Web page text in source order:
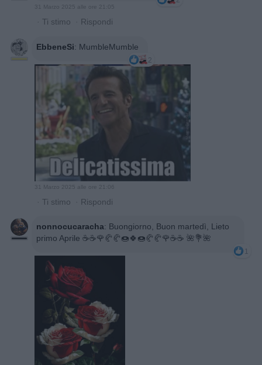
31 Marzo 2025 alle ore 21:05
· Ti stimo · Rispondi
EbbeneSi: MumbleMumble
2
31 Marzo 2025 alle ore 21:06
· Ti stimo · Rispondi
nonnocucaracha: Buongiorno, Buon martedì, Lieto
primo Aprile ☕☕🌹🥐🥐🍩🍀🍩🥐🥐🌹☕☕ 🌺💐🌺
1